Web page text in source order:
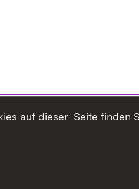
auf dieser Seite finden